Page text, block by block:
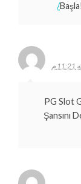
PG Slot
Şansını